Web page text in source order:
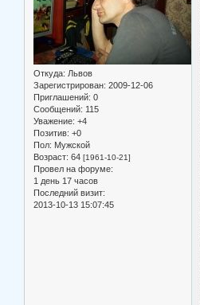
Откуда: Львов
Зарегистрирован: 2009-12-06
Приглашений: 0
Сообщений: 115
Уважение: +4
Позитив: +0
Пол: Мужской
Возраст: 64 [1961-10-21]
Провел на форуме:
1 день 17 часов
Последний визит:
2013-10-13 15:07:45